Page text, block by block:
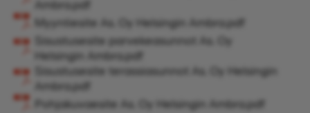
Ambra.pdf
Myyntiesite As. Oy Helsingin Ambra.pdf
Sisustusesite parvekeasunnot As. Oy
Helsingin Ambra.pdf
Sisustusesite terassiasunnot As. Oy Helsingin
Ambra.pdf
Pohjakuvaesite As. Oy Helsingin Ambra.pdf